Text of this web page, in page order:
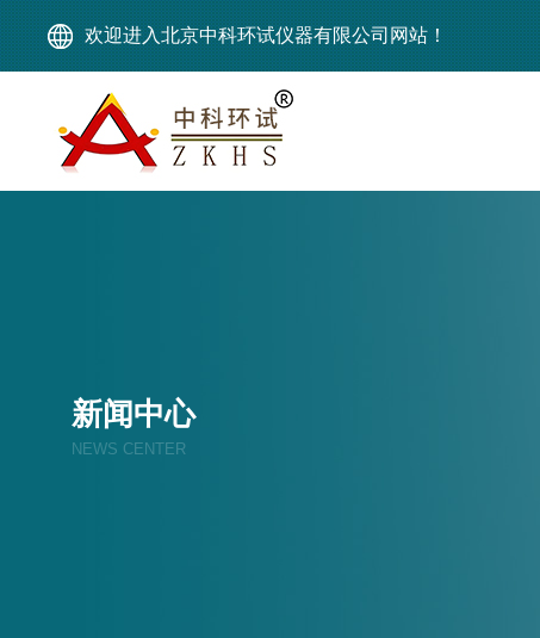
欢迎进入北京中科环试仪器有限公司网站！
新闻中心
NEWS CENTER